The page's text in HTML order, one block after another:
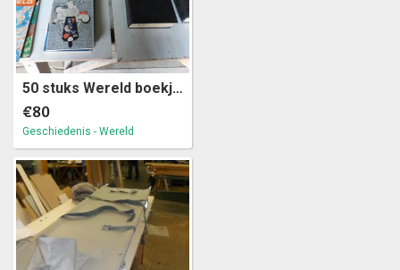
50 stuks Wereld boekjes en 2 verzamelboeken (5.1)4
€80
Geschiedenis - Wereld